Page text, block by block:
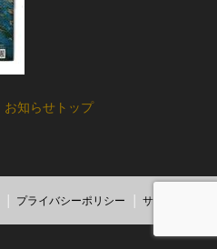
お知らせトップ
プライバシーポリシー サイトマップ